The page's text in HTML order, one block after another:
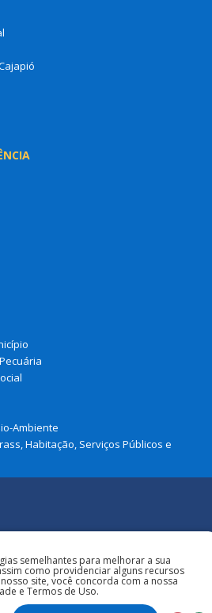
Ambiente
Habitação, Serviços Públicos e
de Cajapió
semelhantes para melhorar a sua
como providenciar alguns recursos
site, você concorda com a nossa
e Termos de Uso.